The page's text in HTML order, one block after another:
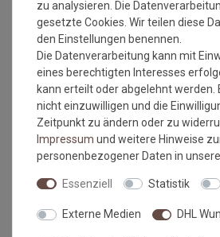
zu analysieren. Die
gesetzte Cookies. Wir teilen diese
den Einstellungen benennen.
Die Datenverarbeitung kann mit
eines berechtigten Interesses
kann erteilt oder abgelehnt werden.
nicht einzuwilligen und die
Zeitpunkt zu ändern oder zu
Impressum und weitere Hinweise
personenbezogener Daten in
Essenziell Statistik
Externe Medien DHL